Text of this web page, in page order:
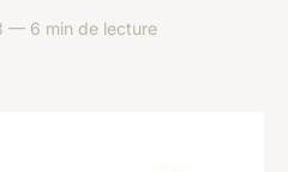
— 6 min de lecture